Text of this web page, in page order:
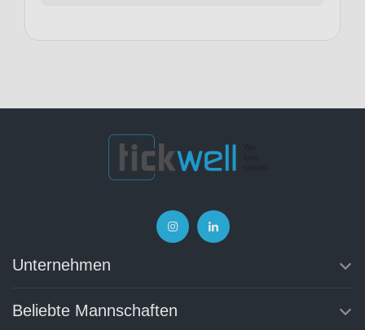
Unternehmen
Beliebte Mannschaften